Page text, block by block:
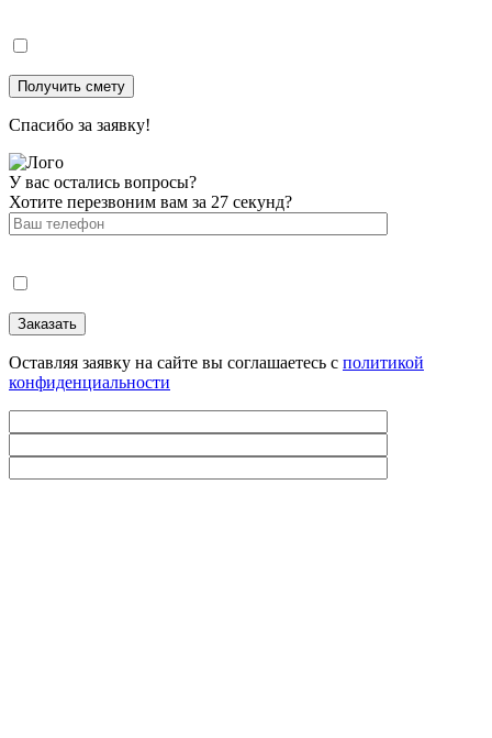
Спасибо за заявку!
У вас остались вопросы?
Хотите перезвоним вам за 27 секунд?
Оставляя заявку на сайте вы соглашаетесь с политикой
конфиденциальности